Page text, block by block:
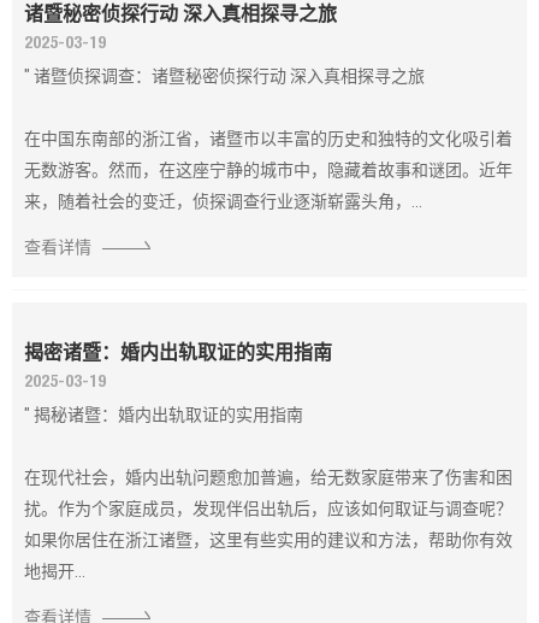
诸暨秘密侦探行动 深入真相探寻之旅
2025-03-19
" 诸暨侦探调查：诸暨秘密侦探行动 深入真相探寻之旅
在中国东南部的浙江省，诸暨市以丰富的历史和独特的文化吸引着
无数游客。然而，在这座宁静的城市中，隐藏着故事和谜团。近年
来，随着社会的变迁，侦探调查行业逐渐崭露头角，...
查看详情
揭密诸暨：婚内出轨取证的实用指南
2025-03-19
" 揭秘诸暨：婚内出轨取证的实用指南
在现代社会，婚内出轨问题愈加普遍，给无数家庭带来了伤害和困
扰。作为个家庭成员，发现伴侣出轨后，应该如何取证与调查呢？
如果你居住在浙江诸暨，这里有些实用的建议和方法，帮助你有效
地揭开...
查看详情